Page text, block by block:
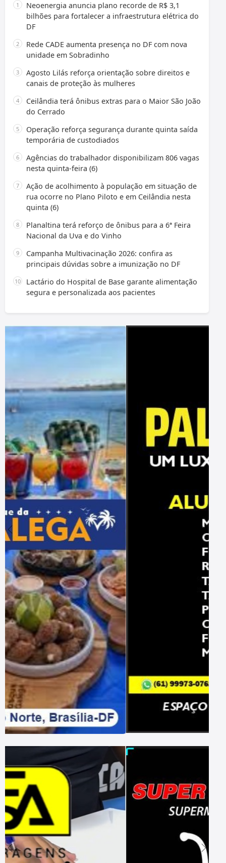
Neoenergia anuncia plano recorde de R$ 3,1
bilhões para fortalecer a infraestrutura elétrica do
DF
Rede CADE aumenta presença no DF com nova
unidade em Sobradinho
Agosto Lilás reforça orientação sobre direitos e
canais de proteção às mulheres
Ceilândia terá ônibus extras para o Maior São João
do Cerrado
Operação reforça segurança durante quinta saída
temporária de custodiados
Agências do trabalhador disponibilizam 806 vagas
nesta quinta-feira (6)
Ação de acolhimento à população em situação de
rua ocorre no Plano Piloto e em Ceilândia nesta
quinta (6)
Planaltina terá reforço de ônibus para a 6ª Feira
Nacional da Uva e do Vinho
Campanha Multivacinação 2026: confira as
principais dúvidas sobre a imunização no DF
Lactário do Hospital de Base garante alimentação
segura e personalizada aos pacientes